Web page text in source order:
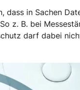
dass in Sachen
z. B. bei
darf dabei